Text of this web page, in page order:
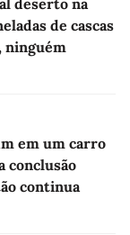
de cascas
ninguém
em um carro
conclusão
continua